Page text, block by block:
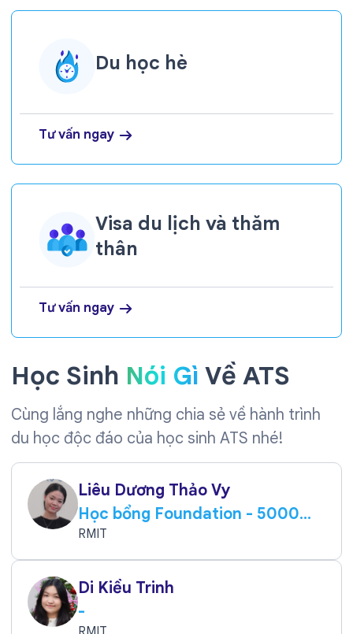
Du học hè
Tư vấn ngay
Visa du lịch và thăm
thân
Tư vấn ngay
Học Sinh Nói Gì Về ATS
Cùng lắng nghe những chia sẻ về hành trình
du học độc đáo của học sinh ATS nhé!
Liêu Dương Thảo Vy
Học bổng Foundation - 5000
AUD
RMIT
Di Kiều Trinh
-